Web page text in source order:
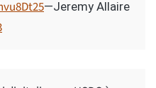
—Jeremy Allaire